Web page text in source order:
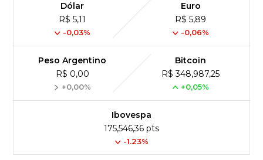
Dólar
R$ 5,11
-0,03%
Euro
R$ 5,89
-0,06%
Peso Argentino
R$ 0,00
+0,00%
Bitcoin
R$ 348,987,25
+0,05%
Ibovespa
175,546,36 pts
-1.23%